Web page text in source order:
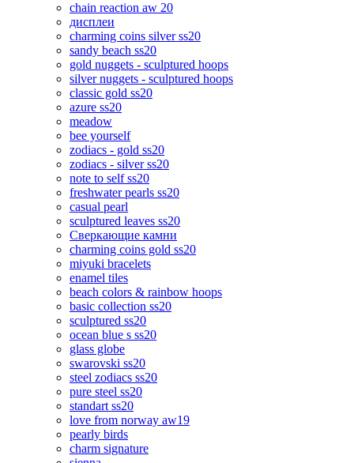
chain reaction aw 20
дисплеи
charming coins silver ss20
sandy beach ss20
gold nuggets - sculptured hoops
silver nuggets - sculptured hoops
classic gold ss20
azure ss20
meadow
bee yourself
zodiacs - gold ss20
zodiacs - silver ss20
note to self ss20
freshwater pearls ss20
casual pearl
sculptured leaves ss20
Сверкающие камни
charming coins gold ss20
miyuki bracelets
enamel tiles
beach colors & rainbow hoops
basic collection ss20
sculptured ss20
ocean blue s ss20
glass globe
swarovski ss20
steel zodiacs ss20
pure steel ss20
standart ss20
love from norway aw19
pearly birds
charm signature